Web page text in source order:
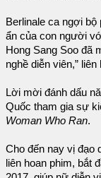
Berlinale ca ngợi
ẩn của con người
Hong Sang Soo đã
nghề diễn viên,”
Lời mời đánh dấu
Quốc tham gia sự
Woman Who Ran.
Cho đến nay vị đạo
liên hoan phim, bắt